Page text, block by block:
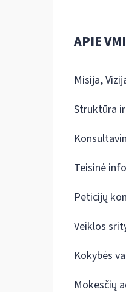
APIE VMI
Misija,
Struktūra
Teisinė
Peticijų
Veiklos
Kokybės
Mokesčių